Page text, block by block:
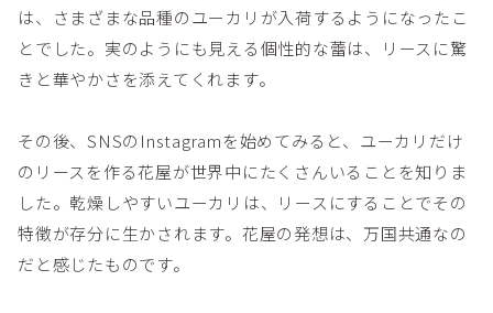
は、さまざまな品種のユーカリが入荷するようになったこ
とでした。実のようにも見える個性的な蕾は、リースに驚
きと華やかさを添えてくれます。
その後、SNSのInstagramを始めてみると、ユーカリだけ
のリースを作る花屋が世界中にたくさんいることを知りま
した。乾燥しやすいユーカリは、リースにすることでその
特徴が存分に生かされます。花屋の発想は、万国共通なの
だと感じたものです。